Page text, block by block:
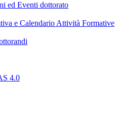
ed Eventi dottorato
e Calendario Attività Formative
4.0